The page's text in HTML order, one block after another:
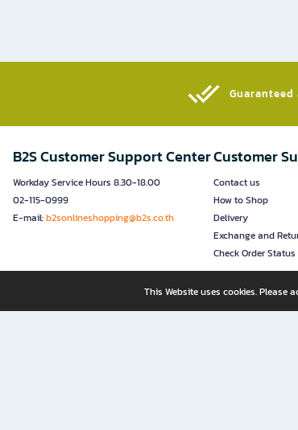
B2S Customer Support Center
Workday Service Hours 8.30-18.00
02-115-0999
E-mail:b2sonlineshopping@b2s.co.th
Customer
Contact us
How to Shop
Delivery
Exchange and
Check Order Status
This Website uses cookies.